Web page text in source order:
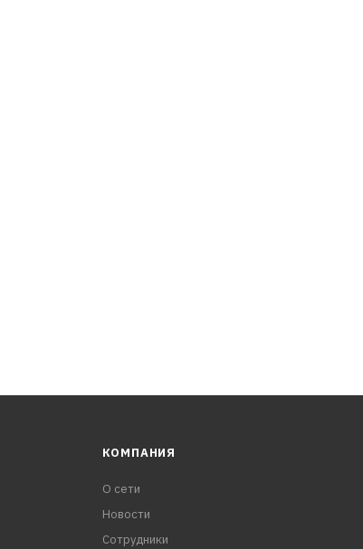
КОМПАНИЯ
О сети
Новости
Сотрудники